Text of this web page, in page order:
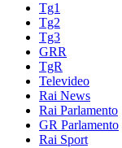
Tg1
Tg2
Tg3
GRR
TgR
Televideo
Rai News
Rai Parlamento
GR Parlamento
Rai Sport